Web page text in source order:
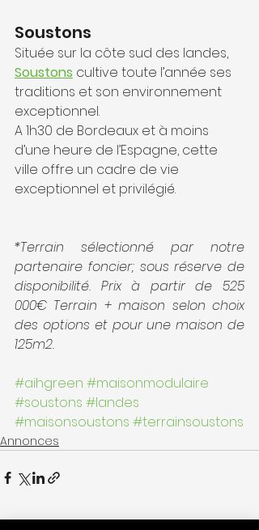
Soustons
Située sur la côte sud des landes,
Soustons cultive toute l’année ses
traditions et son environnement
exceptionnel.
A 1h30 de Bordeaux et à moins
d’une heure de l’Espagne, cette
ville offre un cadre de vie
exceptionnel et privilégié.
*Terrain sélectionné par notre
partenaire foncier; sous réserve de
disponibilité. Prix à partir de 525
000€ Terrain + maison selon choix
des options et pour une maison de
125m2.
#aihgreen #maisonmodulaire
#soustons #landes
#maisonsoustons #terrainsoustons
Annonces